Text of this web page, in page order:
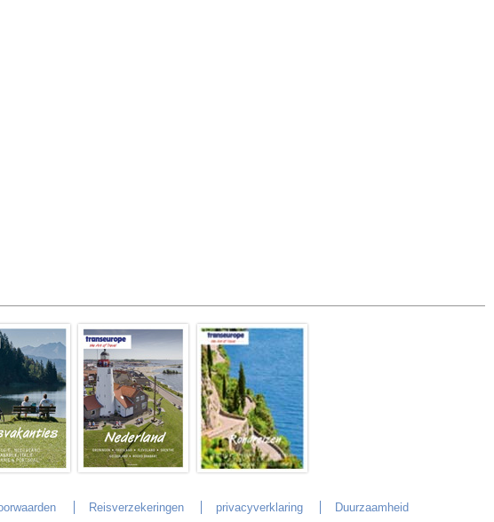
Reisverzekeringen privacyverklaring Duurzaamheid